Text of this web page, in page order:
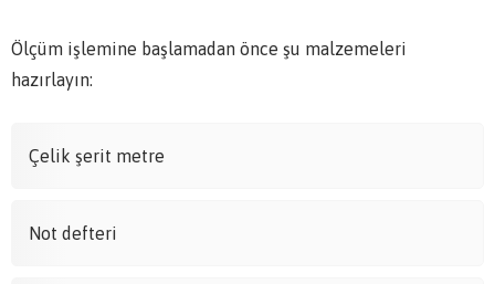
Ölçüm işlemine başlamadan önce şu malzemeleri
hazırlayın:
Çelik şerit metre
Not defteri